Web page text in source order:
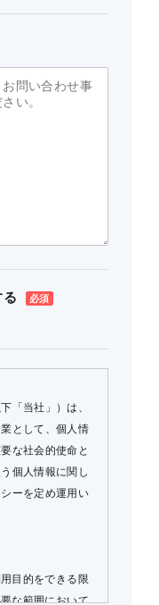
「当社」）は、
として、個人情
な社会的使命と
個人情報に関し
ーを定め運用い
目的をできる限
な範囲において